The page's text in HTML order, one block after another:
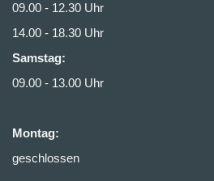
09.00 - 12.30 Uhr
14.00 - 18.30 Uhr
Samstag:
09.00 - 13.00 Uhr
Montag:
geschlossen